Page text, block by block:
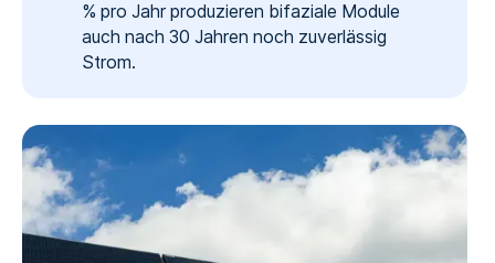
% pro Jahr produzieren bifaziale Module
auch nach 30 Jahren noch zuverlässig
Strom.